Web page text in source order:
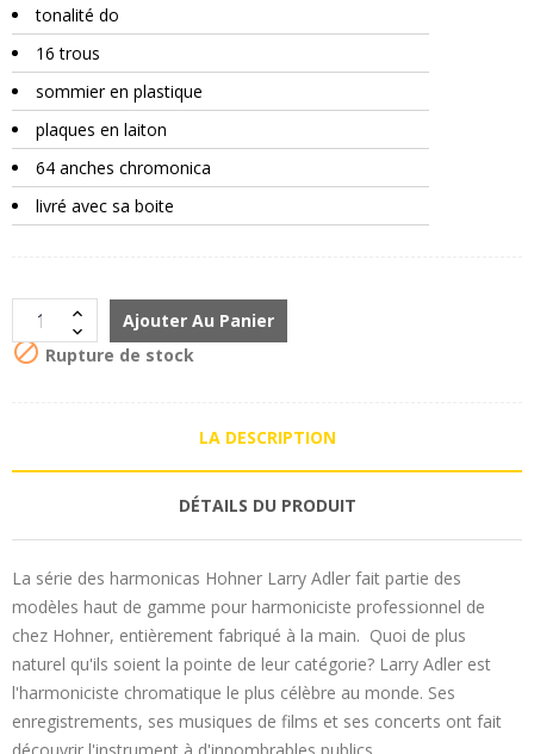
tonalité do
16 trous
sommier en plastique
plaques en laiton
64 anches chromonica
livré avec sa boite
Ajouter Au Panier
 Rupture de stock
LA DESCRIPTION
DÉTAILS DU PRODUIT
La série des harmonicas Hohner Larry Adler fait partie des
modèles haut de gamme pour harmoniciste professionnel de
chez Hohner, entièrement fabriqué à la main. Quoi de plus
naturel qu'ils soient la pointe de leur catégorie? Larry Adler est
l'harmoniciste chromatique le plus célèbre au monde. Ses
enregistrements, ses musiques de films et ses concerts ont fait